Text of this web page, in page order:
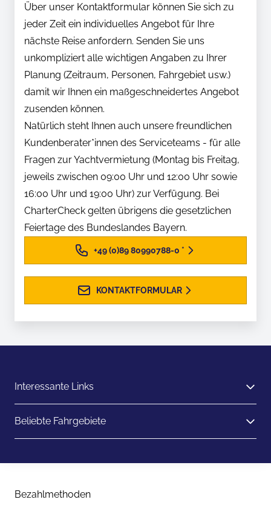
Über unser Kontaktformular können Sie sich zu
jeder Zeit ein individuelles Angebot für Ihre
nächste Reise anfordern. Senden Sie uns
unkompliziert alle wichtigen Angaben zu Ihrer
Planung (Zeitraum, Personen, Fahrgebiet usw.)
damit wir Ihnen ein maßgeschneidertes Angebot
zusenden können.
Natürlich steht Ihnen auch unsere freundlichen
Kundenberater*innen des Serviceteams - für alle
Fragen zur Yachtvermietung (Montag bis Freitag,
jeweils zwischen 09:00 Uhr und 12:00 Uhr sowie
16:00 Uhr und 19:00 Uhr) zur Verfügung. Bei
CharterCheck gelten übrigens die gesetzlichen
Feiertage des Bundeslandes Bayern.
+49 (0)89 80990788-0 *
KONTAKTFORMULAR
Interessante Links
Beliebte Fahrgebiete
Bezahlmethoden